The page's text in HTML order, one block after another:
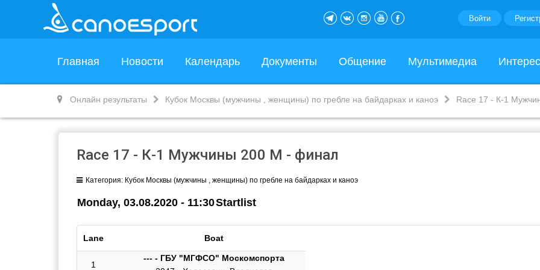
Войти
Главная Новости Календарь Документы Общение Мультимедиа
Онлайн результаты Кубок Москвы (мужчины , женщины) по гребле на байдарках и каноэ Race 17 - К-1
Race 17 - К-1 Мужчины 200 М - финал
Категория: Кубок Москвы (мужчины , женщины) по гребле на байдарках и каноэ
Monday, 03.08.2020 - 11:30Startlist
Lane Boat
1
--- - ГБУ "МГФСО" Москомспорта